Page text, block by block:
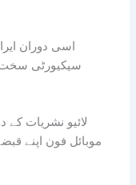
اسی دوران
سیکیورٹی سخت
لائیو نشریات کے
موبائل فون اپنے